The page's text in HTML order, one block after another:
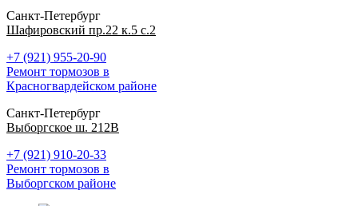
Санкт-Петербург
Шафировский пр.22 к.5 с.2
+7 (921) 955-20-90
Ремонт тормозов в
Красногвардейском районе
Санкт-Петербург
Выборгское ш. 212В
+7 (921) 910-20-33
Ремонт тормозов в
Выборгском районе